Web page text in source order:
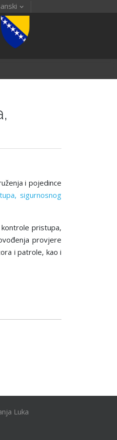
i pojedince
sigurnosnog
pristupa,
provjere
i patrole, kao i
Luka